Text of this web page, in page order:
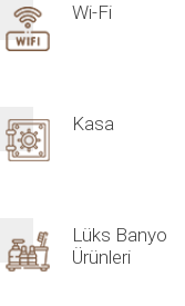
Wi-Fi
Kasa
Lüks Banyo
Ürünleri